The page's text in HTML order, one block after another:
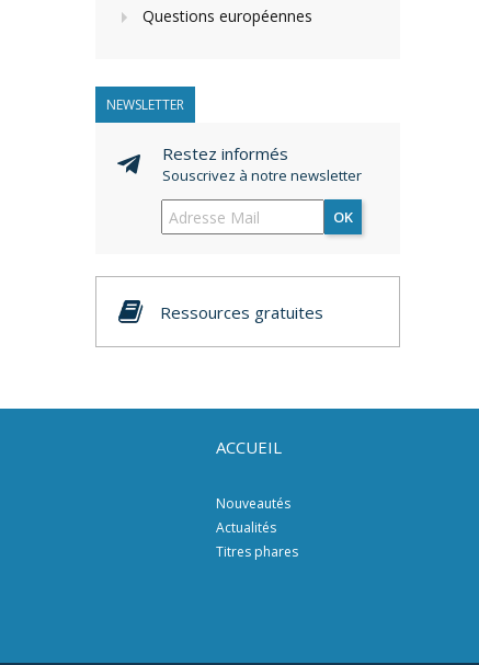
Questions européennes
NEWSLETTER
Restez informés
Souscrivez à notre newsletter
OK
Ressources gratuites
ACCUEIL
Nouveautés
Actualités
Titres phares